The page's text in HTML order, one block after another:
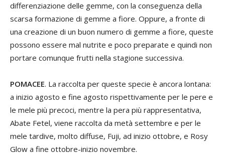
differenziazione delle gemme, con la conseguenza della
scarsa formazione di gemme a fiore. Oppure, a fronte di
una creazione di un buon numero di gemme a fiore, queste
possono essere mal nutrite e poco preparate e quindi non
portare comunque frutti nella stagione successiva.
POMACEE. La raccolta per queste specie è ancora lontana:
a inizio agosto e fine agosto rispettivamente per le pere e
le mele più precoci, mentre la pera più rappresentativa,
Abate Fetel, viene raccolta da metà settembre e per le
mele tardive, molto diffuse, Fuji, ad inizio ottobre, e Rosy
Glow a fine ottobre-inizio novembre.